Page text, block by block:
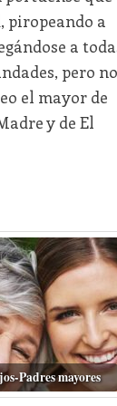
piropeando a
a
pero no
el mayor de
y de El
Padres mayores